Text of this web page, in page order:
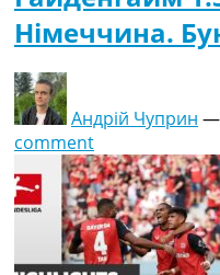
Німеччина.
Андрій Чуприн —
comment